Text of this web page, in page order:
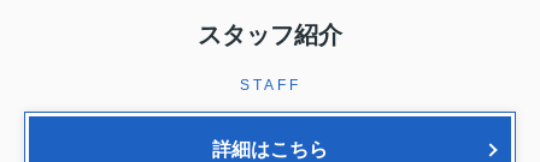
スタッフ紹介
STAFF
詳細はこちら